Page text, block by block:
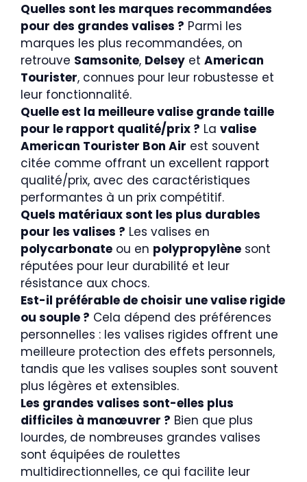
Quelles sont les marques recommandées
pour des grandes valises ? Parmi les
marques les plus recommandées, on
retrouve Samsonite, Delsey et American
Tourister, connues pour leur robustesse et
leur fonctionnalité.
Quelle est la meilleure valise grande taille
pour le rapport qualité/prix ? La valise
American Tourister Bon Air est souvent
citée comme offrant un excellent rapport
qualité/prix, avec des caractéristiques
performantes à un prix compétitif.
Quels matériaux sont les plus durables
pour les valises ? Les valises en
polycarbonate ou en polypropylène sont
réputées pour leur durabilité et leur
résistance aux chocs.
Est-il préférable de choisir une valise rigide
ou souple ? Cela dépend des préférences
personnelles : les valises rigides offrent une
meilleure protection des effets personnels,
tandis que les valises souples sont souvent
plus légères et extensibles.
Les grandes valises sont-elles plus
difficiles à manœuvrer ? Bien que plus
lourdes, de nombreuses grandes valises
sont équipées de roulettes
multidirectionnelles, ce qui facilite leur